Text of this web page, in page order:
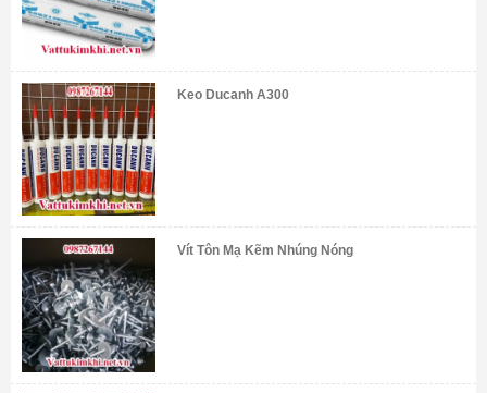
Keo Ducanh A300
Vít Tôn Mạ Kẽm Nhúng Nóng